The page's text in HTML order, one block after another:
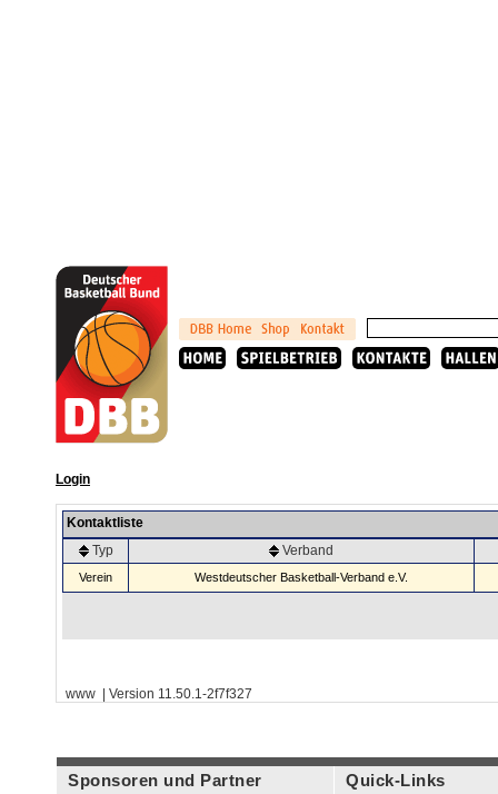
Login
Kontaktliste
Typ
Verband
Verein Westdeutscher Basketball-Verband e.V.
www | Version 11.50.1-2f7f327
Sponsoren und Partner Quick-Links